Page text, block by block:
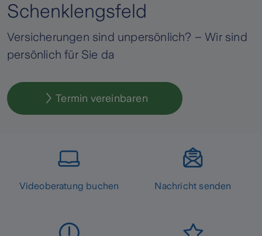
Schenklengsfeld
Versicherungen sind unpersönlich? – Wir sind
persönlich für Sie da
Termin vereinbaren
Videoberatung buchen Nachricht senden